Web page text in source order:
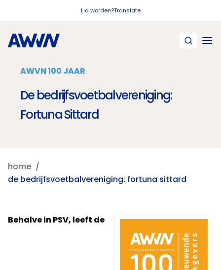
Lid worden?Translate
AWVN 100 JAAR
De bedrijfsvoetbalvereniging:
Fortuna Sittard
home
de bedrijfsvoetbalvereniging: fortuna sittard
Behalve in PSV, leeft de